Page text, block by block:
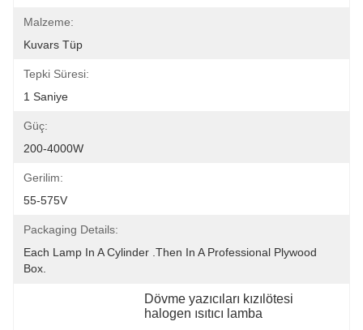
Malzeme:
Kuvars Tüp
Tepki Süresi:
1 Saniye
Güç:
200-4000W
Gerilim:
55-575V
Packaging Details:
Each Lamp In A Cylinder .Then In A Professional Plywood
Box.
Dövme yazıcıları kızılötesi
halogen ısıtıcı lamba